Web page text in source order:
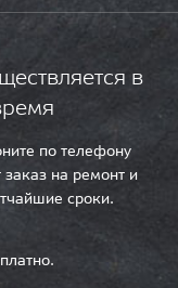
в
по телефону
на ремонт и
сроки.